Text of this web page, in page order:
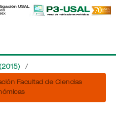
/
Facultad de Ciencias